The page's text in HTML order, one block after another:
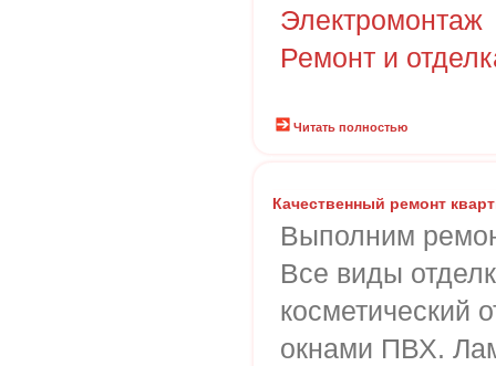
Электромонтаж
Ремонт и
Читать полностью
Качественный ремонт
Выполним
Все виды
косметический
окнами ПВХ.